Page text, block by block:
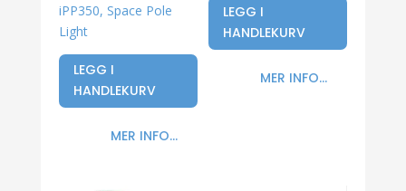
iPP350, Space Pole
Light
LEGG I
HANDLEKURV
MER INFO...
LEGG I
HANDLEKURV
MER INFO...